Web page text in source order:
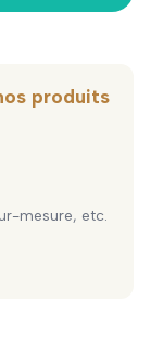
produits
mesure, etc.